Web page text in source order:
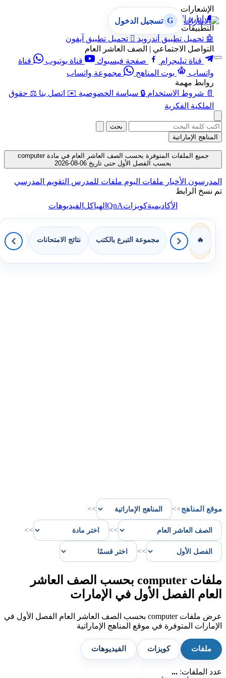
الإشعارات
🔔 إدارة الإشعارات
التطبيقات
🤖 تحميل تطبيق أندرويد  تحميل تطبيق آيفون
التواصل الاجتماعي | الصف العاشر العام
قناة تيليجرام
صفحة فيسبوك قناة يوتيوب
قناة
واتساب
بوت المناهج
مجموعة واتساب
روابط مهمة
📄 شروط الاستخدام 🔒 سياسة الخصوصية ✉️ اتصل بنا ⚖️ حقوق
الملكية الفكرية
G تسجيل الدخول
بحث
المناهج الإماراتية
جميع الملفات المتوفرة بحسب الصف العاشر العام في مادة computer
بحسب الفصل الأول حتى تاريخ 06-08-2026
المدرسون الأخبار ملفات اليوم ملفات للمدرس التقويم المدرسي
تم نسخ الرابط
الأكاديميةكويزاتQnAالهياكلالفيديوهات
🔥 مجموعة التبرع بالكتب نتائج الامتحانات
موقع المناهج>>
>>
>>
>>
>>
ملفات computer بحسب الصف العاشر
العام الفصل الأول في الإمارات
عرض ملفات computer بحسب الصف العاشر العام الفصل الأول في
الإمارات المتوفرة في موقع المناهج الإماراتية
ملفات كويزات الفيديوهات
عدد الملفات: ...